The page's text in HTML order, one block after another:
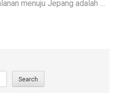
menuju Jepang adalah …
Search